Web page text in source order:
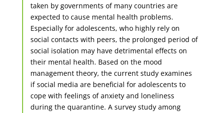
taken by governments of many countries are
expected to cause mental health problems.
Especially for adolescents, who highly rely on
social contacts with peers, the prolonged period of
social isolation may have detrimental effects on
their mental health. Based on the mood
management theory, the current study examines
if social media are beneficial for adolescents to
cope with feelings of anxiety and loneliness
during the quarantine. A survey study among